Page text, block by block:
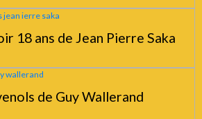
18 ans de Jean Pierre Saka
de Guy Wallerand